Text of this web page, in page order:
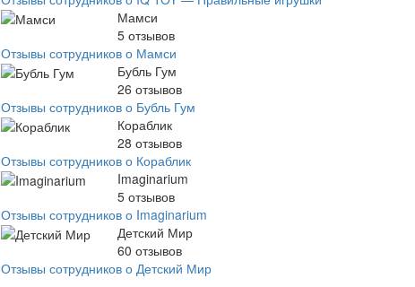
Мамси
5 отзывов
Отзывы сотрудников о Мамси
Бубль Гум
26 отзывов
Отзывы сотрудников о Бубль Гум
Кораблик
28 отзывов
Отзывы сотрудников о Кораблик
Imaginarium
5 отзывов
Отзывы сотрудников о Imaginarium
Детский Мир
60 отзывов
Отзывы сотрудников о Детский Мир